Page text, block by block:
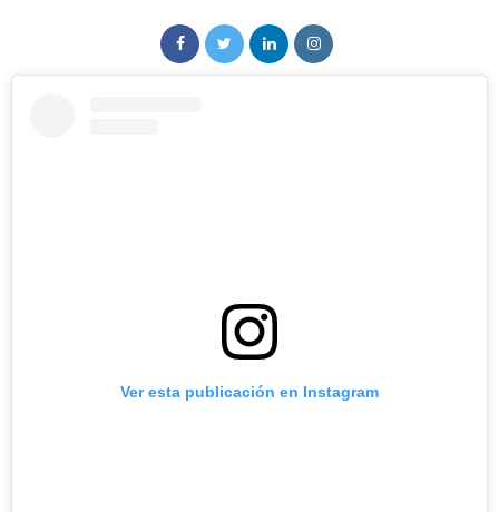
Ver esta publicación en Instagram